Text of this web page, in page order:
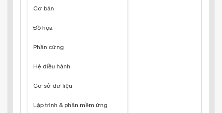
Cơ bản
Đồ họa
Phần cứng
Hệ điều hành
Cơ sở dữ liệu
Lập trình & phần mềm ứng